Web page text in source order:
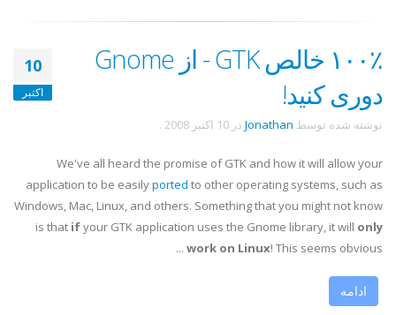
10
اکتبر
۱۰۰٪ خالص GTK - از Gnome
دوری کنید!
نوشته شده توسط Jonathan در 10 اکتبر 2008 .
We've all heard the promise of GTK and how it will allow your
application to be easilyported to other operating systems, such as
Windows, Mac, Linux, and others. Something that you might not know
is that ifyour GTK application uses the Gnome library, it will only
work on Linux! This seems obvious ...
ادامه